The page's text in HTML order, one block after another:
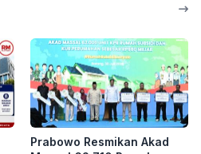
Prabowo Resmikan Akad